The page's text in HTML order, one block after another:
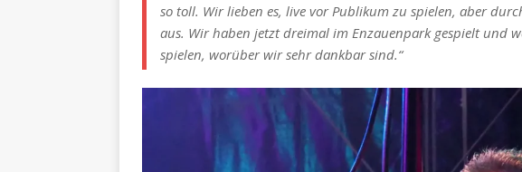
so toll. Wir lieben es, live vor Publikum zu spielen, aber
aus. Wir haben jetzt dreimal im Enzauenpark gespielt und
spielen, worüber wir sehr dankbar sind.“